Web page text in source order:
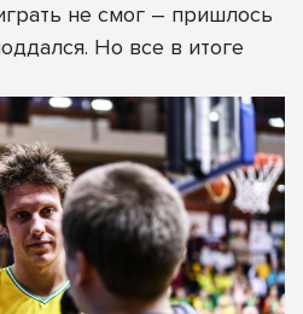
не смог – пришлось
Но все в итоге